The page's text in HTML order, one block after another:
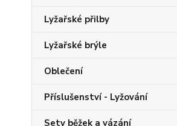
Lyžařské přilby
Lyžařské brýle
Oblečení
Příslušenství - Lyžování
Sety běžek a vázání